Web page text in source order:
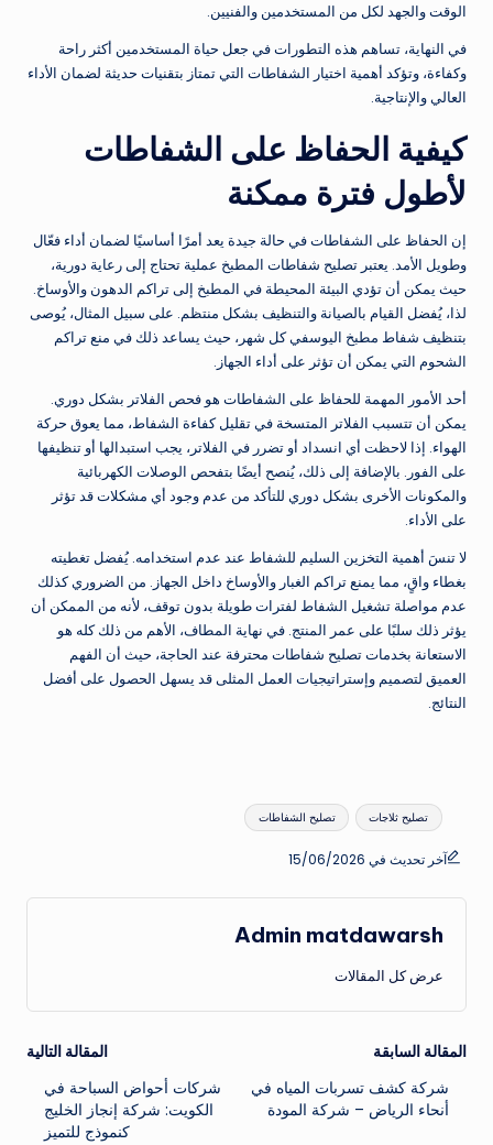
الوقت والجهد لكل من المستخدمين والفنيين.
في النهاية، تساهم هذه التطورات في جعل حياة المستخدمين أكثر راحة
وكفاءة، وتؤكد أهمية اختيار الشفاطات التي تمتاز بتقنيات حديثة لضمان الأداء
العالي والإنتاجية.
كيفية الحفاظ على الشفاطات
لأطول فترة ممكنة
إن الحفاظ على الشفاطات في حالة جيدة يعد أمرًا أساسيًا لضمان أداء فعّال
وطويل الأمد. يعتبر تصليح شفاطات المطبخ عملية تحتاج إلى رعاية دورية،
حيث يمكن أن تؤدي البيئة المحيطة في المطبخ إلى تراكم الدهون والأوساخ.
لذا، يُفضل القيام بالصيانة والتنظيف بشكل منتظم. على سبيل المثال، يُوصى
بتنظيف شفاط مطبخ اليوسفي كل شهر، حيث يساعد ذلك في منع تراكم
الشحوم التي يمكن أن تؤثر على أداء الجهاز.
أحد الأمور المهمة للحفاظ على الشفاطات هو فحص الفلاتر بشكل دوري.
يمكن أن تتسبب الفلاتر المتسخة في تقليل كفاءة الشفاط، مما يعوق حركة
الهواء. إذا لاحظت أي انسداد أو تضرر في الفلاتر، يجب استبدالها أو تنظيفها
على الفور. بالإضافة إلى ذلك، يُنصح أيضًا بتفحص الوصلات الكهربائية
والمكونات الأخرى بشكل دوري للتأكد من عدم وجود أي مشكلات قد تؤثر
على الأداء.
لا تنسَ أهمية التخزين السليم للشفاط عند عدم استخدامه. يُفضل تغطيته
بغطاء واقٍ، مما يمنع تراكم الغبار والأوساخ داخل الجهاز. من الضروري كذلك
عدم مواصلة تشغيل الشفاط لفترات طويلة بدون توقف، لأنه من الممكن أن
يؤثر ذلك سلبًا على عمر المنتج. في نهاية المطاف، الأهم من ذلك كله هو
الاستعانة بخدمات تصليح شفاطات محترفة عند الحاجة، حيث أن الفهم
العميق لتصميم وإستراتيجيات العمل المثلى قد يسهل الحصول على أفضل
النتائج.
العلامات: تصليح الشفاطات تصليح ثلاجات
آخر تحديث في 15/06/2026
Admin matdawarsh
عرض كل المقالات
تصفّح
المقالات
المقالة السابقة
شركة كشف تسربات المياه في
أنحاء الرياض – شركة المودة
المقالة التالية
شركات أحواض السباحة في
الكويت: شركة إنجاز الخليج
كنموذج للتميز